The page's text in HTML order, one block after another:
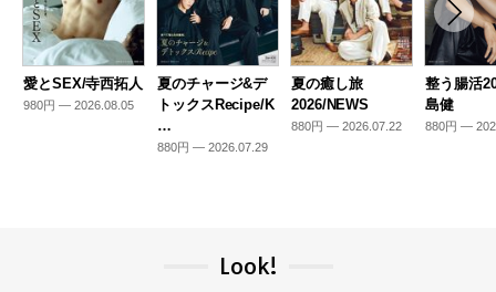
愛とSEX/寺西拓人
980円 — 2026.08.05
夏のチャージ&デ
トックスRecipe/K
…
880円 — 2026.07.29
夏の癒し旅
2026/NEWS
880円 — 2026.07.22
整う腸活
島健
880円 —
Look!